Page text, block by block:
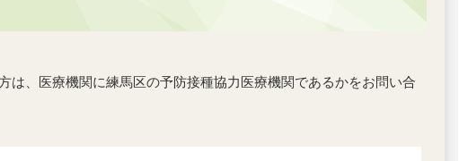
は、医療機関に練馬区の予防接種協力医療機関であるかをお問い合